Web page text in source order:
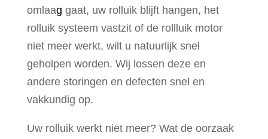
omlaag gaat, uw rolluik blijft hangen, het
rolluik systeem vastzit of de rollluik motor
niet meer werkt, wilt u natuurlijk snel
geholpen worden. Wij lossen deze en
andere storingen en defecten snel en
vakkundig op.
Uw rolluik werkt niet meer? Wat de oorzaak